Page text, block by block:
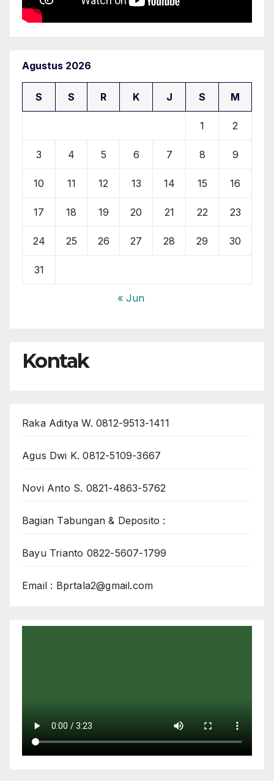
Agustus 2026
S S R K J S M
1 2
3 4 5 6 7 8 9
10 11 12 13 14 15 16
17 18 19 20 21 22 23
24 25 26 27 28 29 30
31
« Jun
Kontak
Raka Aditya W. 0812-9513-1411
Agus Dwi K. 0812-5109-3667
Novi Anto S. 0821-4863-5762
Bagian Tabungan & Deposito :
Bayu Trianto 0822-5607-1799
Email : Bprtala2@gmail.com